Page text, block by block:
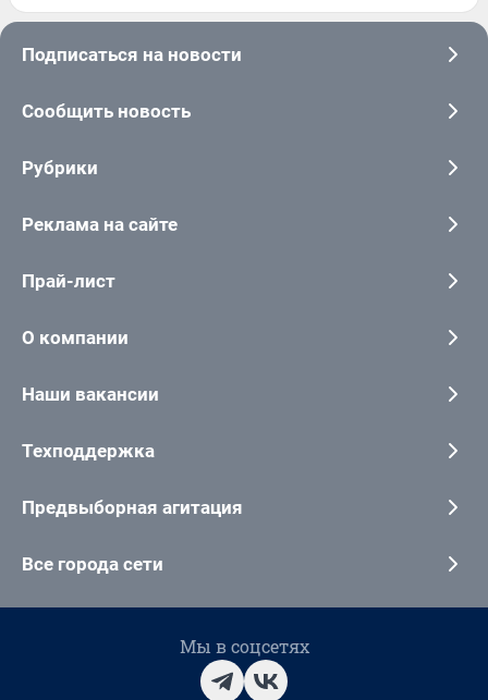
Подписаться на новости
Сообщить новость
Рубрики
Реклама на сайте
Прай-лист
О компании
Наши вакансии
Техподдержка
Предвыборная агитация
Все города сети
Мы в соцсетях